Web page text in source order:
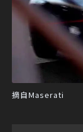
摘自Maserati